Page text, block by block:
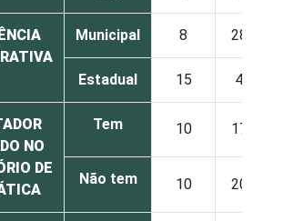
Municipal 8 28
Estadual 15 4
NO
DE
Tem 10 17
Não tem 10 20